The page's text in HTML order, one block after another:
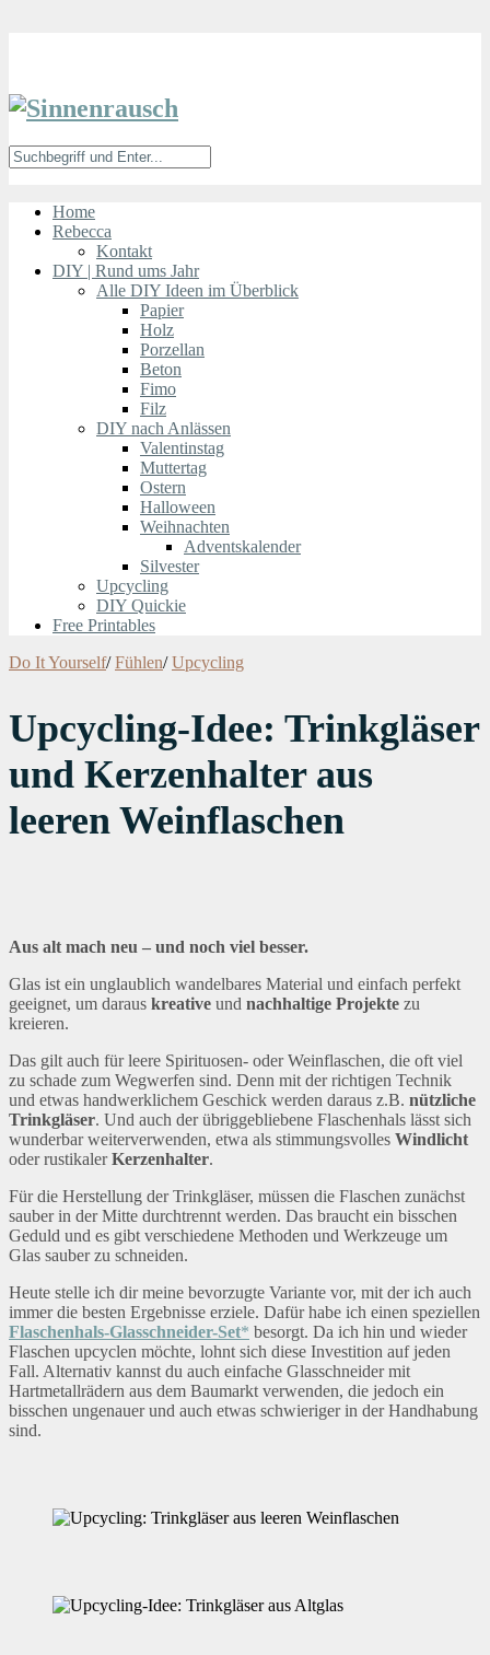
Home
Rebecca
Kontakt
DIY | Rund ums Jahr
Alle DIY Ideen im Überblick
Papier
Holz
Porzellan
Beton
Fimo
Filz
DIY nach Anlässen
Valentinstag
Muttertag
Ostern
Halloween
Weihnachten
Adventskalender
Silvester
Upcycling
DIY Quickie
Free Printables
Do It Yourself/ Fühlen/ Upcycling
Upcycling-Idee: Trinkgläser
und Kerzenhalter aus
leeren Weinflaschen
Aus alt mach neu – und noch viel besser.
Glas ist ein unglaublich wandelbares Material und einfach perfekt
geeignet, um daraus kreative und nachhaltige Projekte zu
kreieren.
Das gilt auch für leere Spirituosen- oder Weinflaschen, die oft viel
zu schade zum Wegwerfen sind. Denn mit der richtigen Technik
und etwas handwerklichem Geschick werden daraus z.B. nützliche
Trinkgläser. Und auch der übriggebliebene Flaschenhals lässt sich
wunderbar weiterverwenden, etwa als stimmungsvolles Windlicht
oder rustikalerKerzenhalter.
Für die Herstellung der Trinkgläser, müssen die Flaschen zunächst
sauber in der Mitte durchtrennt werden. Das braucht ein bisschen
Geduld und es gibt verschiedene Methoden und Werkzeuge um
Glas sauber zu schneiden.
Heute stelle ich dir meine bevorzugte Variante vor, mit der ich auch
immer die besten Ergebnisse erziele. Dafür habe ich einen speziellen
Flaschenhals-Glasschneider-Set* besorgt. Da ich hin und wieder
Flaschen upcyclen möchte, lohnt sich diese Investition auf jeden
Fall. Alternativ kannst du auch einfache Glasschneider mit
Hartmetallrädern aus dem Baumarkt verwenden, die jedoch ein
bisschen ungenauer und auch etwas schwieriger in der Handhabung
sind.